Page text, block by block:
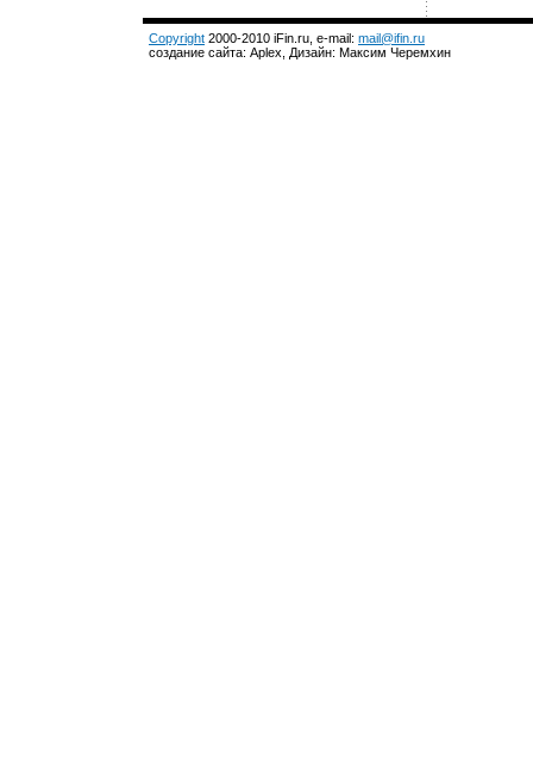
Copyright 2000-2010 iFin.ru, e-mail: mail@ifin.ru
создание сайта: Aplex, Дизайн: Максим Черемхин